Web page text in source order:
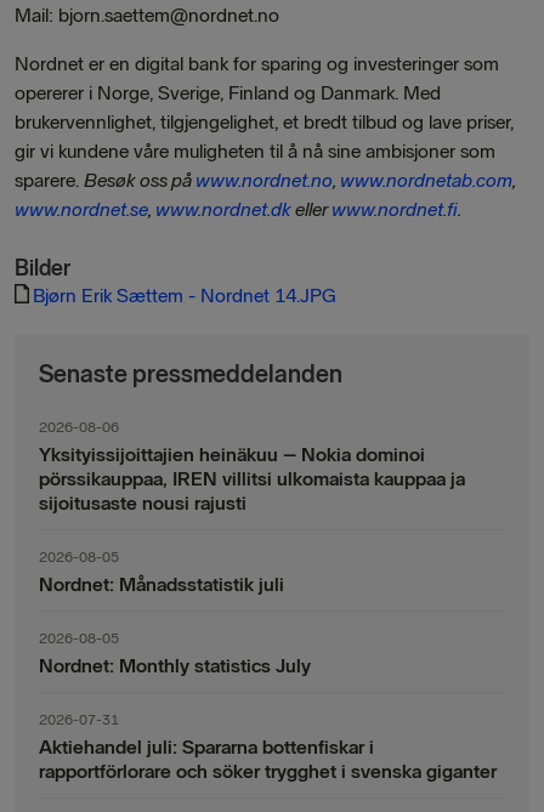
Mail: bjorn.saettem@nordnet.no
Nordnet er en digital bank for sparing og investeringer som
opererer i Norge, Sverige, Finland og Danmark. Med
brukervennlighet, tilgjengelighet, et bredt tilbud og lave priser,
gir vi kundene våre muligheten til å nå sine ambisjoner som
sparere. Besøk oss på www.nordnet.no, www.nordnetab.com,
www.nordnet.se, www.nordnet.dkellerwww.nordnet.fi.
Bilder
Bjørn Erik Sættem - Nordnet 14.JPG
Senaste pressmeddelanden
2026-08-06
Yksityissijoittajien heinäkuu – Nokia dominoi
pörssikauppaa, IREN villitsi ulkomaista kauppaa ja
sijoitusaste nousi rajusti
2026-08-05
Nordnet: Månadsstatistik juli
2026-08-05
Nordnet: Monthly statistics July
2026-07-31
Aktiehandel juli: Spararna bottenfiskar i
rapportförlorare och söker trygghet i svenska giganter